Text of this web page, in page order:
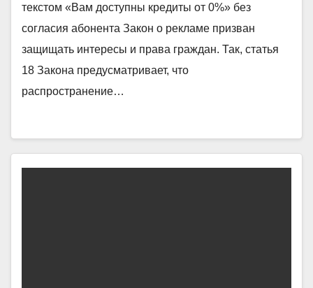
текстом «Вам доступны кредиты от 0%» без
согласия абонента Закон о рекламе призван
защищать интересы и права граждан. Так, статья
18 Закона предусматривает, что
распространение…